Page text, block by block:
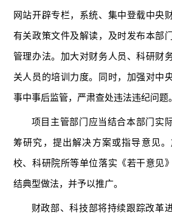
网站开辟专栏，系统、集中登载中央
有关政策文件及解读，及时发布本部
管理办法。加大对财务人员、科研财
关人员的培训力度。同时，加强对中
事中事后监管，严肃查处违法违纪问题。
项目主管部门应当结合本部门实
筹研究，提出解决方案或指导意见
校、科研院所等单位落实《若干意见
结典型做法，并予以推广。
财政部、科技部将持续跟踪改革